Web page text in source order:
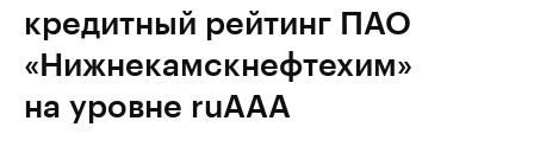
кредитный рейтинг ПАО
«Нижнекамскнефтехим»
на уровне ruAАА